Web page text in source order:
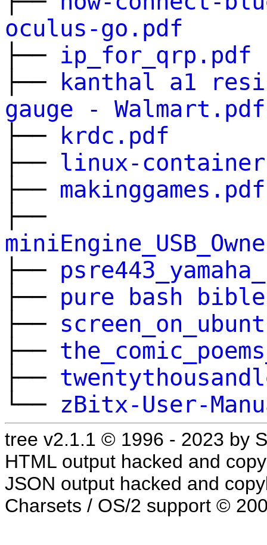
oculus-go.pdf
├── ip_for_qrp.pdf
├──
kanthal a1
gauge - Walmart.pdf
├──
krdc.pdf
├── linux-
├── makinggames.pdf
├──
├──
├── pure bash
├──
├──
├──
└── zBitx-User-
tree v2.1.1 © 1996 - 2023 by
HTML output hacked and
JSON output hacked and
Charsets / OS/2 support ©